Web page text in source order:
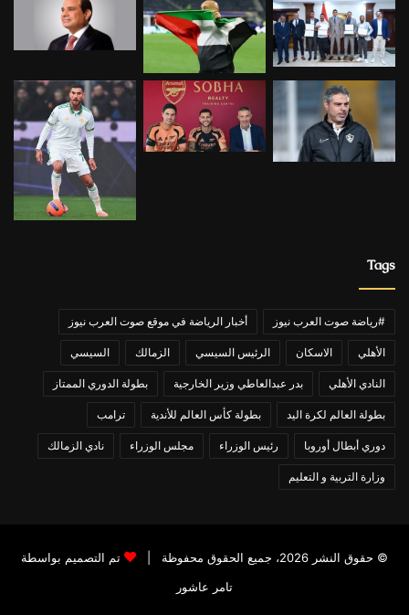
Tags
#رياضة صوت العرب نيوز أخبار الرياضة في موقع صوت العرب نيوز
الأهلي الاسكان الرئيس السيسي الزمالك السيسي
النادي الأهلي بدر عبدالعاطي وزير الخارجية بطولة الدوري الممتاز
بطولة العالم لكرة اليد بطولة كأس العالم للأندية ترامب
دوري أبطال أوروبا رئيس الوزراء مجلس الوزراء نادي الزمالك
وزارة التربية و التعليم
© حقوق النشر 2026، جميع الحقوق محفوظة |
تم التصميم بواسطة
تامر عاشور